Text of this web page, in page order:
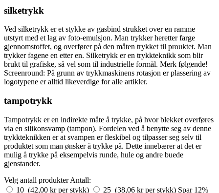
silketrykk
Ved silketrykk er et stykke av gasbind strukket over en ramme
utstyrt med et lag av foto-emulsjon. Man trykker heretter farge
gjennomstoffet, og overfører på den måten trykket til prouktet. Man
trykker fagene en etter en. Silketrykk er en trykkteknikk som blir
brukt til grafiske, så vel som til industrielle formål. Merk følgende!
Screenround: På grunn av trykkmaskinens rotasjon er plassering av
logotypene er alltid likeverdige for alle artikler.
tampotrykk
Tampotrykk er en indirekte måte å trykke, på hvor blekket overføres
via en silikonsvamp (tampon). Fordelen ved å benytte seg av denne
trykkteknikken er at svampen er fleskibel og tilpasser seg selv til
produktet som man ønsker å trykke på. Dette innebærer at det er
mulig å trykke på eksempelvis runde, hule og andre buede
gjenstander.
Velg antall produkter Antall:
10 (42,00 kr per stykk)
25 (38,06 kr per stykk) Spar 12%